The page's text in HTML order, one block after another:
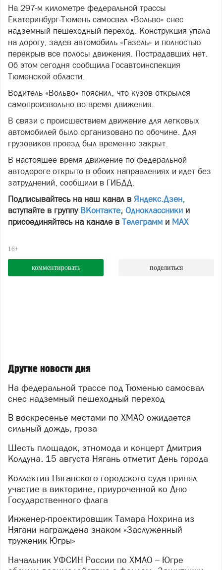
На 297-м километре федеральной трассы
Екатеринбург-Тюмень самосвал «Вольво» снес
надземный пешеходный переход. Конструкция упала
на дорогу, задев автомобиль «Газель» и полностью
перекрыв все полосы движения. Пострадавших нет.
Об этом сегодня сообщила Госавтоинспекция
Тюменской области.
Водитель «Вольво» пояснил, что кузов открылся
самопроизвольно во время движения.
В связи с происшествием движение для легковых
автомобилей было организовано по обочине. Для
грузовиков проезд был временно закрыт.
В настоящее время движение по федеральной
автодороге открыто в обоих направлениях и идет без
затруднений, сообщили в ГИБДД.
Подписывайтесь на наш канал в Яндекс.Дзен,
вступайте в группу ВКонтакте, Одноклассники и
присоединяйтесь на канале в Телеграмм и МАХ
16+
комментировать поделиться
Другие новости дня
На федеральной трассе под Тюменью самосвал
снес надземный пешеходный переход
В воскресенье местами по ХМАО ожидается
сильный дождь, гроза
Шесть площадок, этномода и концерт Дмитрия
Колдуна. 15 августа Нягань отметит День города
Коллектив Няганского городского суда принял
участие в викторине, приуроченной ко Дню
Государственного флага
Инженер-проектировщик Тамара Нохрина из
Нягани награждена знаком «Заслуженный
труженик Югры»
Начальник УФСИН России по ХМАО – Югре